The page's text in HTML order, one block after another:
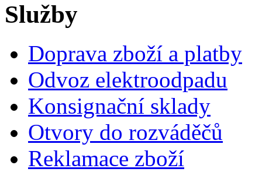
Služby
Doprava zboží a platby
Odvoz elektroodpadu
Konsignační sklady
Otvory do rozváděčů
Reklamace zboží